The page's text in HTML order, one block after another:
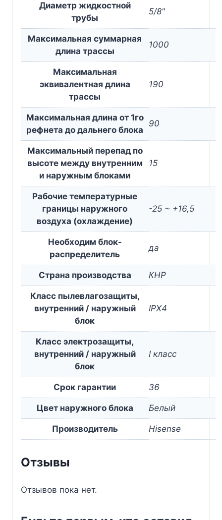
Диаметр жидкостной
трубы
5/8"
Максимальная суммарная
длина трассы
1000
Максимальная
эквивалентная длина
трассы
190
Максимальная длина от 1го
рефнета до дальнего блока
90
Максимальный перепад по
высоте между внутренним
и наружным блоками
15
Рабочие температурные
границы наружного
воздуха (охлаждение)
-25 ~ +16,5
Необходим блок-
раcпределитель
да
Страна производства КНР
Класс пылевлагозащиты,
внутренний / наружный
блок
IPX4
Класс электрозащиты,
внутренний / наружный
блок
I класс
Срок гарантии 36
Цвет наружного блока Белый
Производитель Hisense
Отзывы
Отзывов пока нет.